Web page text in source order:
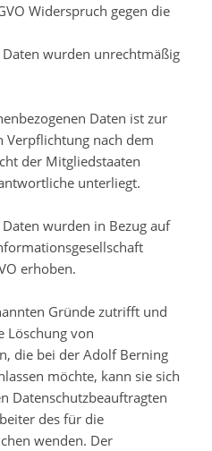
Widerspruch gegen die
wurden unrechtmäßig
Daten ist zur
Verpflichtung nach dem
der Mitgliedstaaten
unterliegt.
wurden in Bezug auf
erhoben.
Gründe zutrifft und
Löschung von
die bei der Adolf Berning
möchte, kann sie sich
Datenschutzbeauftragten
des für die
wenden. Der